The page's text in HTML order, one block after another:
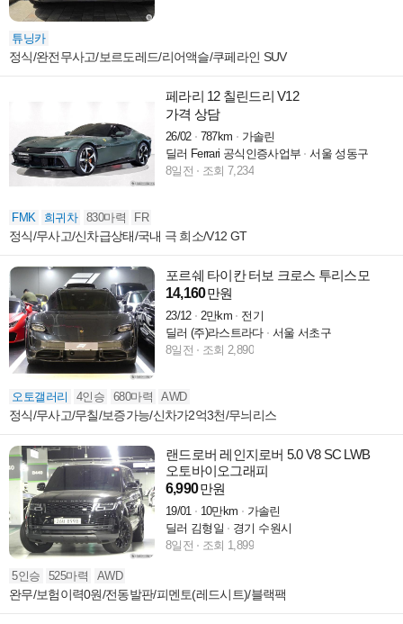
튜닝카
정식/완전무사고/보르도레드/리어액슬/쿠페라인 SUV
페라리 12 칠린드리 V12
가격 상담
26/02 787km
가솔린
딜러 Ferrari 공식인증사업부
서울 성동구
8일전
조회 7,234
FMK 희귀차 830마력 FR
정식/무사고/신차급상태/국내 극 희소/V12 GT
포르쉐 타이칸 터보 크로스 투리스모
14,160만원
23/12 2만km
전기
딜러 (주)라스트라다
서울 서초구
8일전
조회 2,890
오토갤러리 4인승 680마력 AWD
정식/무사고/무칠/보증가능/신차가2억3천/무늬리스
랜드로버 레인지로버 5.0 V8 SC LWB
오토바이오그래피
6,990만원
19/01 10만km
가솔린
딜러 김형일
경기 수원시
8일전
조회 1,899
5인승 525마력 AWD
완무/보험이력0원/전동발판/피멘토(레드시트)/블랙팩